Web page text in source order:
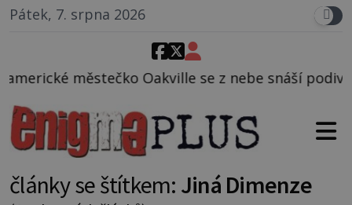
Pátek, 7. srpna 2026
Oakville se z nebe snáší podivná rosolovitá látka
články se štítkem: Jiná Dimenze